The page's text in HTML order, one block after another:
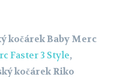
kočárek Baby Merc
Faster 3 Style,
kočárek Riko